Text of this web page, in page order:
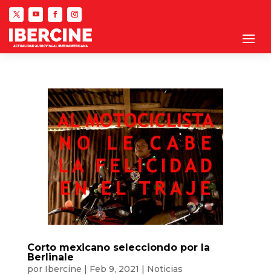
Corto mexicano selecciondo por la
Berlinale
por Ibercine | Feb 9, 2021 | Noticias